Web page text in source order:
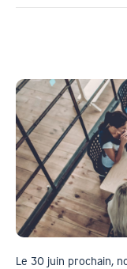
Le 30 juin prochain,